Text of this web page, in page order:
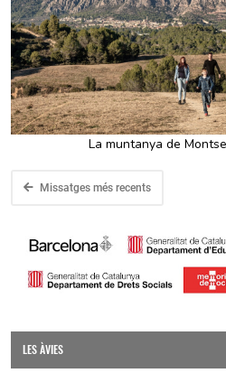
La muntanya de
Missatges més recents
LES ÀVIES